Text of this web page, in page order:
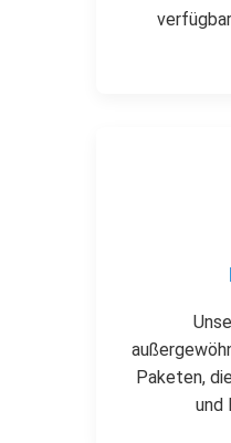
Paketen,
und